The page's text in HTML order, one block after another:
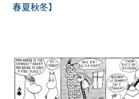
春夏秋冬】